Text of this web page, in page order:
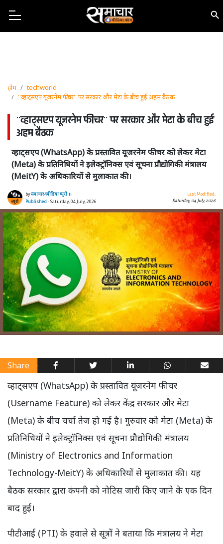
होम
techworld
''व्हाट्सएप यूजरनेम फीचर'' पर सरकार और मेटा के बीच हुई अहम बैठक
''व्हाट्सएप यूजरनेम फीचर'' पर सरकार और मेटा के बीच हुई
अहम बैठक
व्हाट्सएप (WhatsApp) के प्रस्तावित यूजरनेम फीचर को लेकर मेटा
(Meta) के प्रतिनिधियों ने इलेक्ट्रॉनिक्स एवं सूचना प्रौद्योगिकी मंत्रालय
(MeitY) के अधिकारियों से मुलाकात की।
byसमाचार4मीडिया ब्यूरो ।।
Published- Saturday, 04 July, 2026
Last Modified:
Saturday, 04 July, 2026
Share
व्हाट्सएप (WhatsApp) के प्रस्तावित यूजरनेम फीचर
(Username Feature) को लेकर केंद्र सरकार और मेटा
(Meta) के बीच चर्चा तेज हो गई है। गुरुवार को मेटा (Meta) के
प्रतिनिधियों ने इलेक्ट्रॉनिक्स एवं सूचना प्रौद्योगिकी मंत्रालय
(Ministry of Electronics and Information
Technology-MeitY) के अधिकारियों से मुलाकात की। यह
बैठक सरकार द्वारा कंपनी को नोटिस जारी किए जाने के एक दिन
बाद हुई।
पीटीआई (PTI) के हवाले से सूत्रों ने बताया कि मंत्रालय ने मेटा